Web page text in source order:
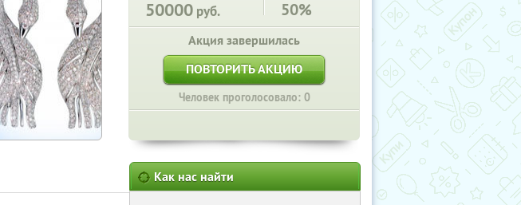
50000 руб. 50%
Акция завершилась
ПОВТОРИТЬ АКЦИЮ
Человек проголосовало: 0
Как нас найти